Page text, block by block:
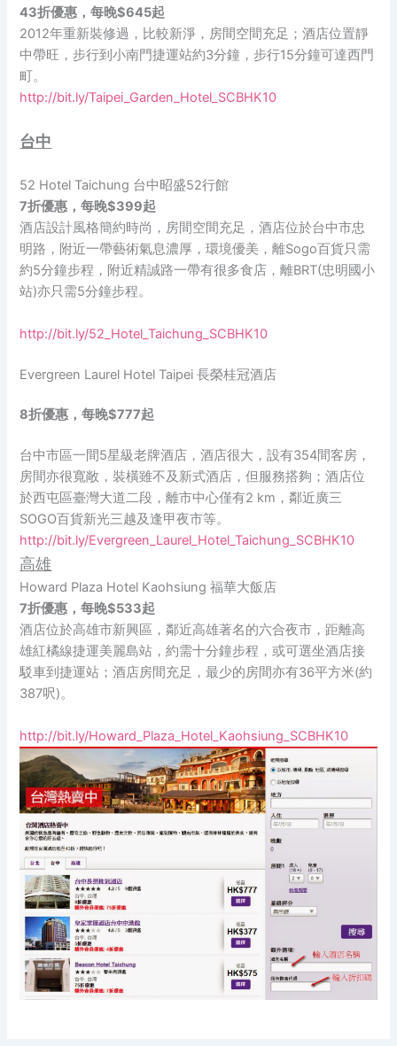
43折優惠，每晚$645起
2012年重新裝修過，比較新淨，房間空間充足；酒店位置靜
中帶旺，步行到小南門捷運站約3分鐘，步行15分鐘可達西門
町。
http://bit.ly/Taipei_Garden_Hotel_SCBHK10
台中
52 Hotel Taichung 台中昭盛52行館
7折優惠，每晚$399起
酒店設計風格簡約時尚，房間空間充足，酒店位於台中市忠
明路，附近一帶藝術氣息濃厚，環境優美，離Sogo百貨只需
約5分鐘步程，附近精誠路一帶有很多食店，離BRT(忠明國小
站)亦只需5分鐘步程。
http://bit.ly/52_Hotel_Taichung_SCBHK10
Evergreen Laurel Hotel Taipei 長榮桂冠酒店
8折優惠，每晚$777起
台中市區一間5星級老牌酒店，酒店很大，設有354間客房，
房間亦很寬敞，裝橫雖不及新式酒店，但服務搭夠；酒店位
於西屯區臺灣大道二段，離市中心僅有2 km，鄰近廣三
SOGO百貨新光三越及逢甲夜市等。
http://bit.ly/Evergreen_Laurel_Hotel_Taichung_SCBHK10
高雄
Howard Plaza Hotel Kaohsiung 福華大飯店
7折優惠，每晚$533起
酒店位於高雄市新興區，鄰近高雄著名的六合夜市，距離高
雄紅橘線捷運美麗島站，約需十分鐘步程，或可選坐酒店接
駁車到捷運站；酒店房間充足，最少的房間亦有36平方米(約
387呎)。
http://bit.ly/Howard_Plaza_Hotel_Kaohsiung_SCBHK10